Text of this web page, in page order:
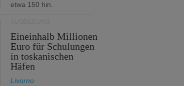
etwa 150 hin.
Eineinhalb Millionen
Euro für Schulungen
in toskanischen
Häfen
Livorno